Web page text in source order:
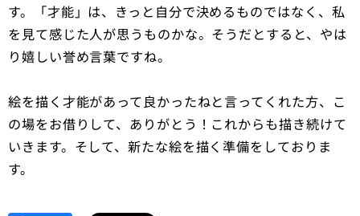
す。「才能」は、きっと自分で決めるものではなく、私
を見て感じた人が思うものかな。そうだとすると、やは
り嬉しい誉め言葉ですね。
絵を描く才能があって良かったねと言ってくれた方、こ
の場をお借りして、ありがとう！これからも描き続けて
いきます。そして、新たな絵を描く準備をしておりま
す。